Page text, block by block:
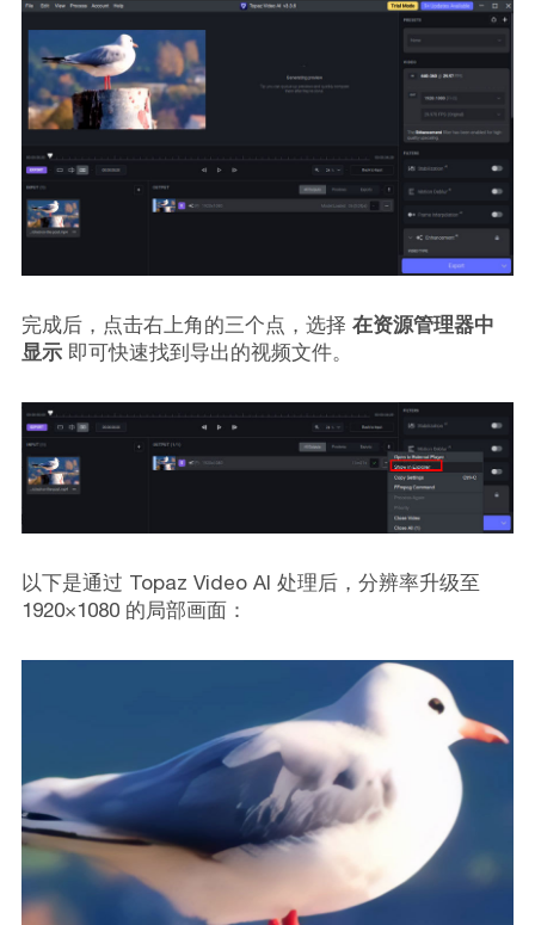
完成后，点击右上角的三个点，选择 在资源管理器中
显示即可快速找到导出的视频文件。
以下是通过 Topaz Video AI 处理后，分辨率升级至
1920×1080 的局部画面：